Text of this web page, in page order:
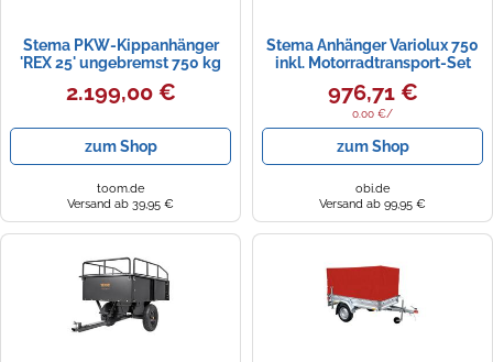
Stema PKW-Kippanhänger
'REX 25' ungebremst 750 kg
mit Gitterbordwand
2.199,00 €
zum Shop
toom.de
Versand ab 39,95 €
Stema Anhänger Variolux 750
inkl. Motorradtransport-Set
976,71 €
0.00 €/
zum Shop
obi.de
Versand ab 99,95 €